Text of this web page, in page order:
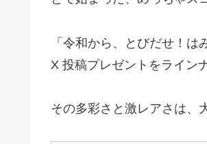
「令和から、とびだせ！
X 投稿プレゼントをライン
その多彩さと激レアさは、